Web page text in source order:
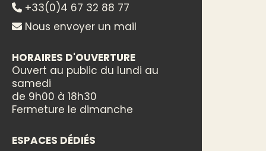
+33(0)4 67 32 88 77
Nous envoyer un mail
HORAIRES D'OUVERTURE
Ouvert au public du lundi au
samedi
de 9h00 à 18h30
Fermeture le dimanche
ESPACES DÉDIÉS